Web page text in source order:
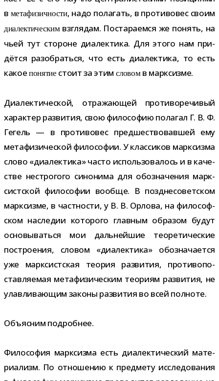
в мета­фи­зич­но­сти, надо пола­гать, в про­ти­во­вес своим
диа­лек­ти­че­скимвзгля­дам. Постараемся же понять, на
чьей тут сто­роне диа­лек­тика. Для этого нам при­
дётся разо­браться, что есть диа­лек­тика, то есть
какое поня­тие стоит за этим сло­вомв марксизме.
Диалектической, отра­жа­ю­щей про­ти­во­ре­чи­вый
харак­тер раз­ви­тия, свою фило­со­фию пола­гал Г. В. Ф.
Гегель — в про­ти­во­вес пред­ше­ство­вав­шей ему
мета­фи­зи­че­ской фило­со­фии. У клас­си­ков марк­сизма
слово «диа­лек­тика» часто исполь­зо­ва­лось и в каче­
стве нестро­гого сино­нима для обо­зна­че­ния марк­
сист­ской фило­со­фии вообще. В позд­не­со­вет­ском
марк­сизме, в част­но­сти, у В. В. Орлова, на фило­соф­
ском насле­дии кото­рого глав­ным обра­зом будут
осно­вы­ваться мои даль­ней­шие тео­ре­ти­че­ские
постро­е­ния, сло­вом «диа­лек­тика» обо­зна­ча­ется
уже марк­сист­ская тео­рия раз­ви­тия, про­ти­во­по­
став­ля­е­мая мета­фи­зи­че­ским тео­риям раз­ви­тия, не
улав­ли­ва­ю­щим законы раз­ви­тия во всей полноте.
Объясним подроб­нее.
Философия марк­сизма есть диа­лек­ти­че­ский мате­
ри­а­лизм. По отно­ше­нию к пред­мету иссле­до­ва­ния